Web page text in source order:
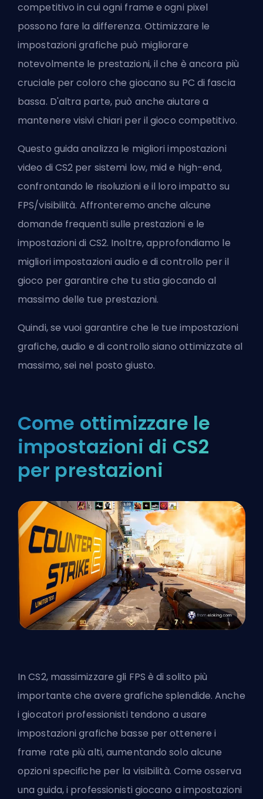
competitivo in cui ogni frame e ogni pixel
possono fare la differenza. Ottimizzare le
impostazioni grafiche può migliorare
notevolmente le prestazioni, il che è ancora più
cruciale per coloro che giocano su PC di fascia
bassa. D'altra parte, può anche aiutare a
mantenere visivi chiari per il gioco competitivo.
Questo guida analizza le migliori impostazioni
video di CS2 per sistemi low, mid e high-end,
confrontando le risoluzioni e il loro impatto su
FPS/visibilità. Affronteremo anche alcune
domande frequenti sulle prestazioni e le
impostazioni di CS2. Inoltre, approfondiamo le
migliori impostazioni audio e di controllo per il
gioco per garantire che tu stia giocando al
massimo delle tue prestazioni.
Quindi, se vuoi garantire che le tue impostazioni
grafiche, audio e di controllo siano ottimizzate al
massimo, sei nel posto giusto.
Come ottimizzare le
impostazioni di CS2
per prestazioni
In CS2, massimizzare gli FPS è di solito più
importante che avere grafiche splendide. Anche
i giocatori professionisti tendono a usare
impostazioni grafiche basse per ottenere i
frame rate più alti, aumentando solo alcune
opzioni specifiche per la visibilità. Come osserva
una guida, i professionisti giocano a impostazioni